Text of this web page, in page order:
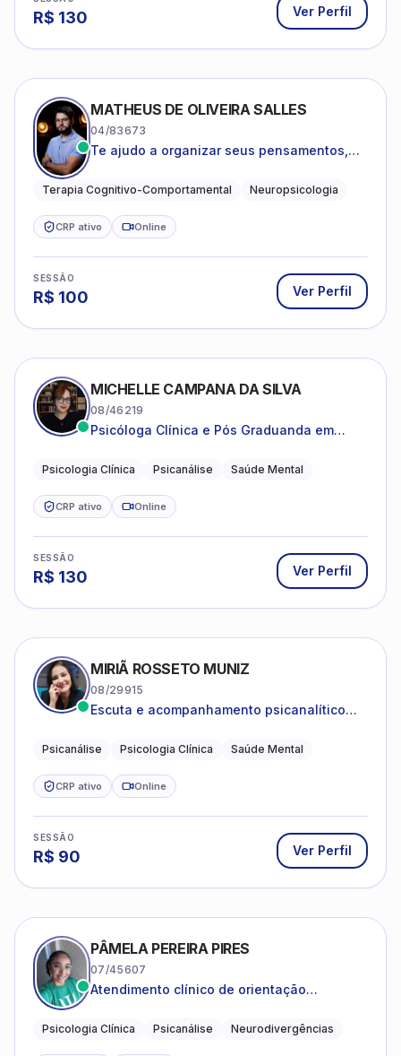
R$ 130 Ver Perfil
MATHEUS DE OLIVEIRA SALLES
04/83673
Te ajudo a organizar seus pensamentos,
clareza e sentido, com uma terapia
Terapia Cognitivo-Comportamental Neuropsicologia
CRP ativo Online
SESSÃO
R$ 100 Ver Perfil
MICHELLE CAMPANA DA SILVA
08/46219
Psicóloga Clínica e Pós Graduanda em
Psicologia Clínica Psicanálise Saúde Mental
CRP ativo Online
SESSÃO
R$ 130 Ver Perfil
MIRIÃ ROSSETO MUNIZ
08/29915
Escuta e acompanhamento psicanalítico
Psicanálise Psicologia Clínica Saúde Mental
CRP ativo Online
SESSÃO
R$ 90 Ver Perfil
PÂMELA PEREIRA PIRES
07/45607
Atendimento clínico de orientação
crianças neurotípicas
Psicologia Clínica Psicanálise Neurodivergências